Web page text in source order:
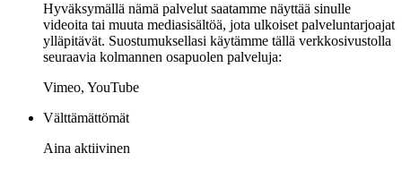
Hyväksymällä nämä palvelut saatamme näyttää sinulle
videoita tai muuta mediasisältöä, jota ulkoiset palveluntarjoajat
ylläpitävät. Suostumuksellasi käytämme tällä verkkosivustolla
seuraavia kolmannen osapuolen palveluja:
Vimeo, YouTube
Välttämättömät
Aina aktiivinen